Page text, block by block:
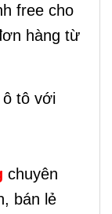
free cho
hàng từ
ô tô với
chuyên
bán lẻ